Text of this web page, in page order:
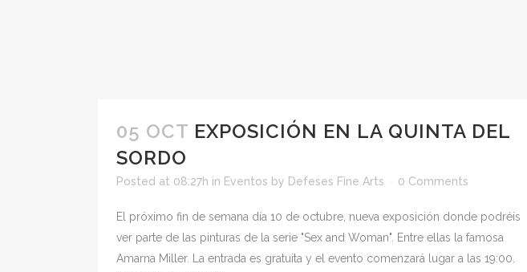
05 OCT EXPOSICIÓN EN LA QUINTA DEL
SORDO
Posted at 08:27h in Eventos by Defeses Fine Arts 0 Comments
El próximo fin de semana día 10 de octubre, nueva exposición donde podréis
ver parte de las pinturas de la serie "Sex and Woman". Entre ellas la famosa
Amarna Miller. La entrada es gratuita y el evento comenzará lugar a las 19:00.